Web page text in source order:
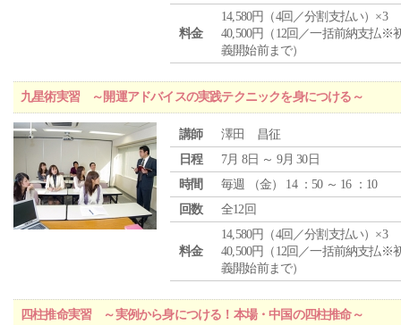
料金
14,580円（4回／分割支払い）×3
40,500円（12回／一括前納支払※
義開始前まで）
九星術実習 ～開運アドバイスの実践テクニックを身につける～
講師
澤田 昌征
日程
7月 8日 ～ 9月 30日
時間
毎週 （金） 14 ：50 ～ 16 ：10
回数
全12回
料金
14,580円（4回／分割支払い）×3
40,500円（12回／一括前納支払※
義開始前まで）
四柱推命実習 ～実例から身につける！本場・中国の四柱推命～